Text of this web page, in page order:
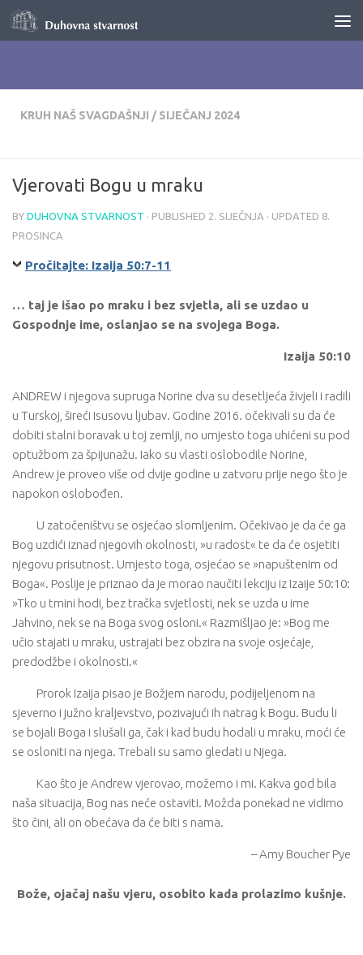
Skip to content
KRUH NAŠ SVAGDAŠNJI / SIJEČANJ 2024
Vjerovati Bogu u mraku
BY DUHOVNA STVARNOST · PUBLISHED 2. SIJEČNJA · UPDATED 8.
PROSINCA
Pročitajte: Izaija 50:7-11
… taj je išao po mraku i bez svjetla, ali se uzdao u
Gospodnje ime, oslanjao se na svojega Boga.
Izaija 50:10
ANDREW i njegova supruga Norine dva su desetljeća živjeli i radili
u Turskoj, šireći Isusovu ljubav. Godine 2016. očekivali su da će
dobiti stalni boravak u toj zemlji, no umjesto toga uhićeni su pod
optužbom za špijunažu. Iako su vlasti oslobodile Norine,
Andrew je proveo više od dvije godine u zatvoru prije nego što je
napokon oslobođen.
U zatočeništvu se osjećao slomljenim. Očekivao je da će ga
Bog uzdići iznad njegovih okolnosti, »u radost« te da će osjetiti
njegovu prisutnost. Umjesto toga, osjećao se »napuštenim od
Boga«. Poslije je priznao da je morao naučiti lekciju iz Izaije 50:10:
»Tko u tmini hodi, bez tračka svjetlosti, nek se uzda u ime
Jahvino, nek se na Boga svog osloni.« Razmišljao je: »Bog me
učio stajati u mraku, ustrajati bez obzira na svoje osjećaje,
predodžbe i okolnosti.«
Prorok Izaija pisao je Božjem narodu, podijeljenom na
sjeverno i južno kraljevstvo, pozivajući ih natrag k Bogu. Budu li
se bojali Boga i slušali ga, čak i kad budu hodali u mraku, moći će
se osloniti na njega. Trebali su samo gledati u Njega.
Kao što je Andrew vjerovao, možemo i mi. Kakva god bila
naša situacija, Bog nas neće ostaviti. Možda ponekad ne vidimo
što čini, ali on obećava da će biti s nama.
– Amy Boucher Pye
Bože, ojačaj našu vjeru, osobito kada prolazimo kušnje.